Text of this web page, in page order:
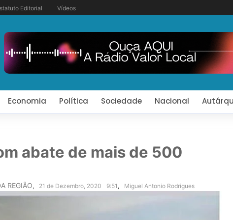
Editorial Vídeos
Economia Política Sociedade Nacional
abate de mais de 500
REGIÃO, 21 de Dezembro, 2020 9:51 , Miguel Antonio Rodrigues